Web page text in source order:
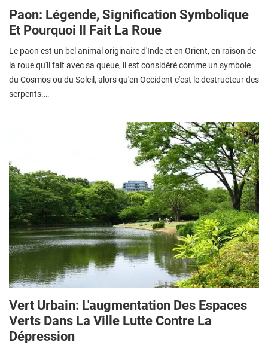
Paon: Légende, Signification Symbolique
Et Pourquoi Il Fait La Roue
Le paon est un bel animal originaire d'Inde et en Orient, en raison de
la roue qu'il fait avec sa queue, il est considéré comme un symbole
du Cosmos ou du Soleil, alors qu'en Occident c'est le destructeur des
serpents.…
Vert Urbain: L'augmentation Des Espaces
Verts Dans La Ville Lutte Contre La
Dépression